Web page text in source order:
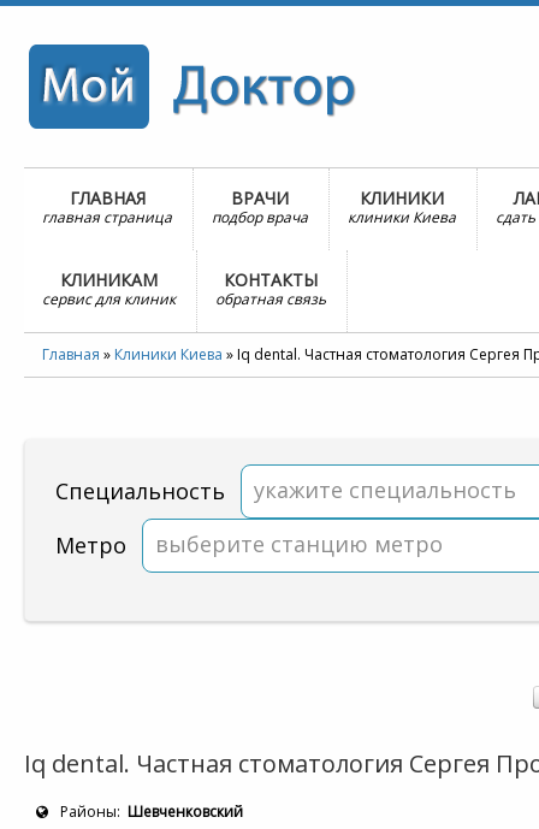
ГЛАВНАЯ
главная страница
ВРАЧИ
подбор врача
КЛИНИКИ
клиники Киева
КЛИНИКАМ
сервис для клиник
КОНТАКТЫ
обратная связь
Главная » Клиники Киева »Iq dental. Частная стоматология Сергея
Специальность
укажите специальность
Метро
выберите станцию метро
Iq dental. Частная стоматология Сергея
Районы: Шевченковский